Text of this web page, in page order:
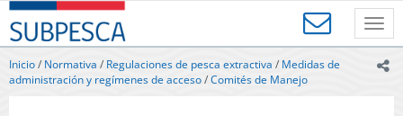
Contenido
principal
SUBPESCA
-
Subsecretaría
de
Inicio/ Normativa / Regulaciones de pesca extractiva / Medidas de
administración y regímenes de acceso/Comités de Manejo